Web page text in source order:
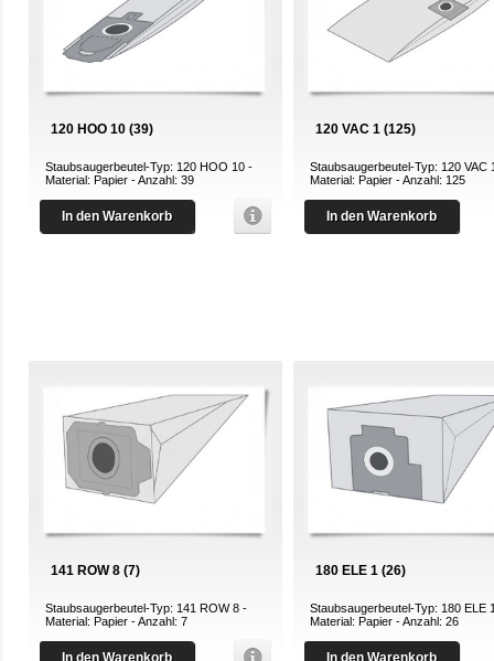
120 HOO 10 (39)
Staubsaugerbeutel-Typ: 120 HOO 10 -
Material: Papier - Anzahl: 39
In den Warenkorb
120 VAC 1 (125)
Staubsaugerbeutel-Typ: 120 VAC
Material: Papier - Anzahl: 125
In den Warenkorb
141 ROW 8 (7)
Staubsaugerbeutel-Typ: 141 ROW 8 -
Material: Papier - Anzahl: 7
In den Warenkorb
180 ELE 1 (26)
Staubsaugerbeutel-Typ: 180 ELE
Material: Papier - Anzahl: 26
In den Warenkorb